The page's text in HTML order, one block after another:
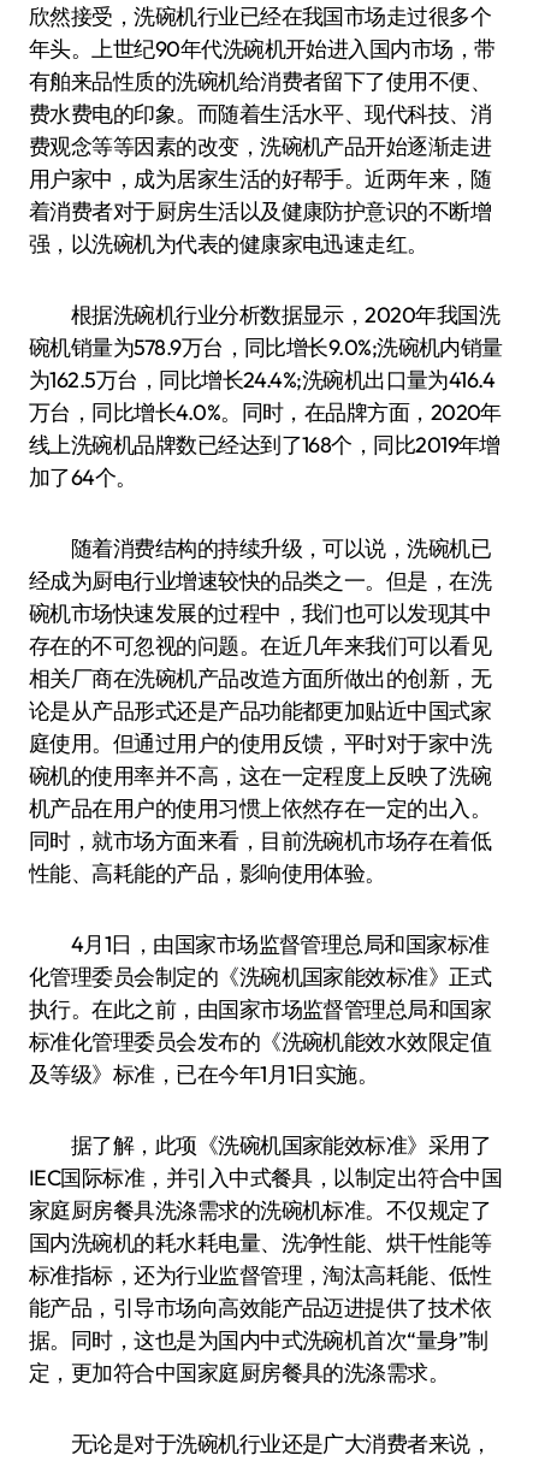
欣然接受，洗碗机行业已经在我国市场走过很多个
年头。上世纪90年代洗碗机开始进入国内市场，带
有舶来品性质的洗碗机给消费者留下了使用不便、
费水费电的印象。而随着生活水平、现代科技、消
费观念等等因素的改变，洗碗机产品开始逐渐走进
用户家中，成为居家生活的好帮手。近两年来，随
着消费者对于厨房生活以及健康防护意识的不断增
强，以洗碗机为代表的健康家电迅速走红。
根据洗碗机行业分析数据显示，2020年我国洗
碗机销量为578.9万台，同比增长9.0%;洗碗机内销量
为162.5万台，同比增长24.4%;洗碗机出口量为416.4
万台，同比增长4.0%。同时，在品牌方面，2020年
线上洗碗机品牌数已经达到了168个，同比2019年增
加了64个。
随着消费结构的持续升级，可以说，洗碗机已
经成为厨电行业增速较快的品类之一。但是，在洗
碗机市场快速发展的过程中，我们也可以发现其中
存在的不可忽视的问题。在近几年来我们可以看见
相关厂商在洗碗机产品改造方面所做出的创新，无
论是从产品形式还是产品功能都更加贴近中国式家
庭使用。但通过用户的使用反馈，平时对于家中洗
碗机的使用率并不高，这在一定程度上反映了洗碗
机产品在用户的使用习惯上依然存在一定的出入。
同时，就市场方面来看，目前洗碗机市场存在着低
性能、高耗能的产品，影响使用体验。
4月1日，由国家市场监督管理总局和国家标准
化管理委员会制定的《洗碗机国家能效标准》正式
执行。在此之前，由国家市场监督管理总局和国家
标准化管理委员会发布的《洗碗机能效水效限定值
及等级》标准，已在今年1月1日实施。
据了解，此项《洗碗机国家能效标准》采用了
IEC国际标准，并引入中式餐具，以制定出符合中国
家庭厨房餐具洗涤需求的洗碗机标准。不仅规定了
国内洗碗机的耗水耗电量、洗净性能、烘干性能等
标准指标，还为行业监督管理，淘汰高耗能、低性
能产品，引导市场向高效能产品迈进提供了技术依
据。同时，这也是为国内中式洗碗机首次“量身”制
定，更加符合中国家庭厨房餐具的洗涤需求。
无论是对于洗碗机行业还是广大消费者来说，